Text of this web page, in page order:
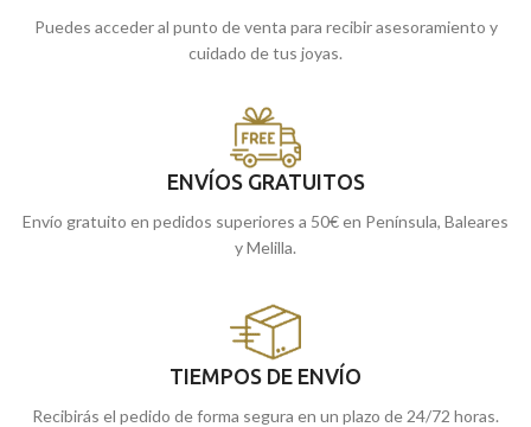
Puedes acceder al punto de venta para recibir asesoramiento y
cuidado de tus joyas.
ENVÍOS GRATUITOS
Envío gratuito en pedidos superiores a 50€ en Península, Baleares
y Melilla.
TIEMPOS DE ENVÍO
Recibirás el pedido de forma segura en un plazo de 24/72 horas.